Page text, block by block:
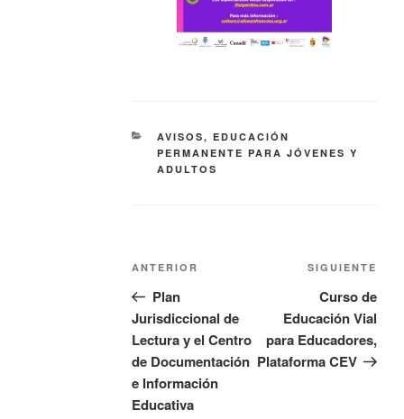
AVISOS, EDUCACIÓN
PERMANENTE PARA JÓVENES Y
ADULTOS
ANTERIOR
Plan
Jurisdiccional de
Lectura y el Centro
de Documentación
e Información
Educativa
SIGUIENTE
Curso de
Educación Vial
para Educadores,
Plataforma CEV